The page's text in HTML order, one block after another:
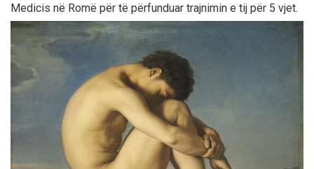
Medicis në Romë për të përfunduar trajnimin e tij për 5 vjet.